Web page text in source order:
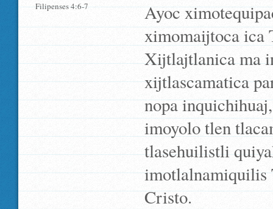
Filipenses 4:6-7
Ayoc
ximomaijtoca ica
Xijtlajtlanica ma
xijtlascamatica
nopa
imoyolo tlen
tlasehuilistli
imotlalnamiquilis
Cristo.